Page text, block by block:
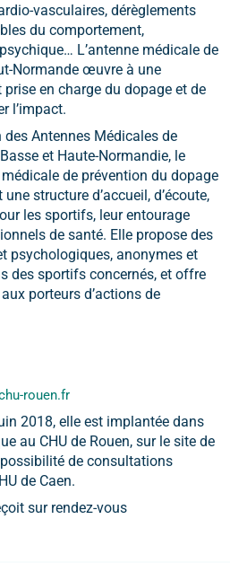
vasculaires, dérèglements
du comportement,
L’antenne médicale de
Normande œuvre à une
en charge du dopage et de
l’impact.
Antennes Médicales de
et Haute-Normandie, le
de prévention du dopage
structure d’accueil, d’écoute,
les sportifs, leur entourage
de santé. Elle propose des
psychologiques, anonymes et
des sportifs concernés, et offre
porteurs d’actions de
rouen.fr
2018, elle est implantée dans
au CHU de Rouen, sur le site de
de consultations
de Caen.
sur rendez-vous